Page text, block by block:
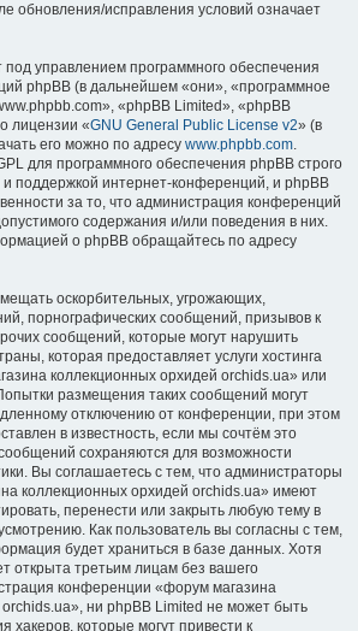
обновления/исправления условий означает
управлением программного обеспечения
phpBB (в дальнейшем «они», «программное
«phpBB Limited», «phpBB
лицензии «GNU General Public License v2» (в
его можно по адресу www.phpbb.com.
для программного обеспечения phpBB строго
и поддержкой интернет-конференций, и phpBB
за то, что администрация конференций
содержания и/или поведения в них.
о phpBB обращайтесь по адресу
оскорбительных, угрожающих,
порнографических сообщений, призывов к
сообщений, которые могут нарушить
которая предоставляет услуги хостинга
коллекционных орхидей orchids.ua» или
размещения таких сообщений могут
отключению от конференции, при этом
в известность, если мы сочтём это
сохраняются для возможности
Вы соглашаетесь с тем, что администраторы
коллекционных орхидей orchids.ua» имеют
перенести или закрыть любую тему в
Как пользователь вы согласны с тем,
будет храниться в базе данных. Хотя
открыта третьим лицам без вашего
конференции «форум магазина
ни phpBB Limited не может быть
хакеров, которые могут привести к